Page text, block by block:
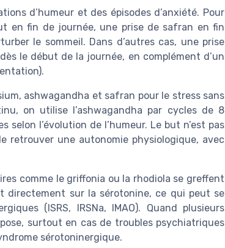
d’humeur et des épisodes d’anxiété. Pour
en fin de journée, une prise de safran en fin
le sommeil. Dans d’autres cas, une prise
le début de la journée, en complément d’un
ashwagandha et safran pour le stress sans
on utilise l’ashwagandha par cycles de 8
l’évolution de l’humeur. Le but n’est pas
retrouver une autonomie physiologique, avec
comme le griffonia ou la rhodiola se greffent
directement sur la sérotonine, ce qui peut se
(ISRS, IRSNa, IMAO). Quand plusieurs
surtout en cas de troubles psychiatriques
sérotoninergique.